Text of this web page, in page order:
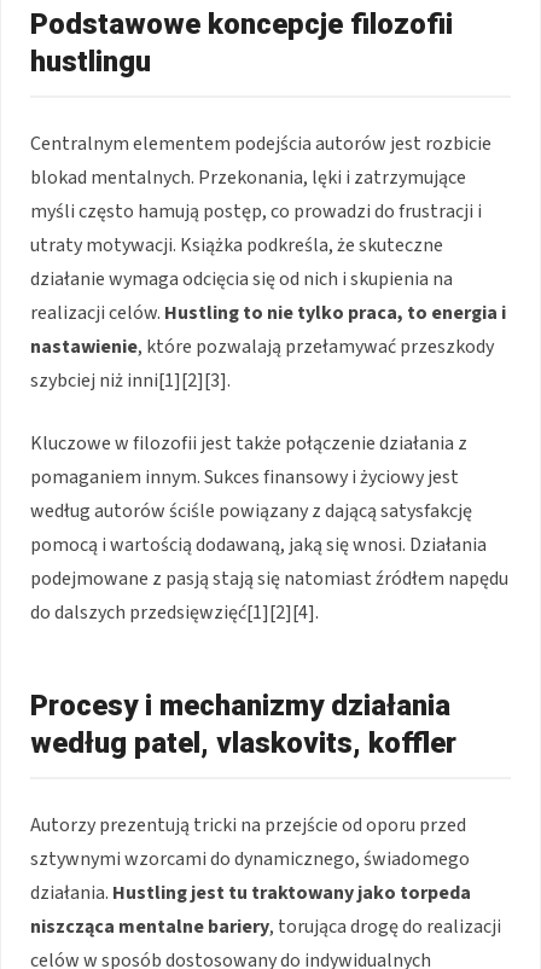
Podstawowe koncepcje filozofii
hustlingu
Centralnym elementem podejścia autorów jest rozbicie
blokad mentalnych. Przekonania, lęki i zatrzymujące
myśli często hamują postęp, co prowadzi do frustracji i
utraty motywacji. Książka podkreśla, że skuteczne
działanie wymaga odcięcia się od nich i skupienia na
realizacji celów. Hustling to nie tylko praca, to energia i
nastawienie, które pozwalają przełamywać przeszkody
szybciej niż inni[1][2][3].
Kluczowe w filozofii jest także połączenie działania z
pomaganiem innym. Sukces finansowy i życiowy jest
według autorów ściśle powiązany z dającą satysfakcję
pomocą i wartością dodawaną, jaką się wnosi. Działania
podejmowane z pasją stają się natomiast źródłem napędu
do dalszych przedsięwzięć[1][2][4].
Procesy i mechanizmy działania
według patel, vlaskovits, koffler
Autorzy prezentują tricki na przejście od oporu przed
sztywnymi wzorcami do dynamicznego, świadomego
działania. Hustling jest tu traktowany jako torpeda
niszcząca mentalne bariery, torująca drogę do realizacji
celów w sposób dostosowany do indywidualnych